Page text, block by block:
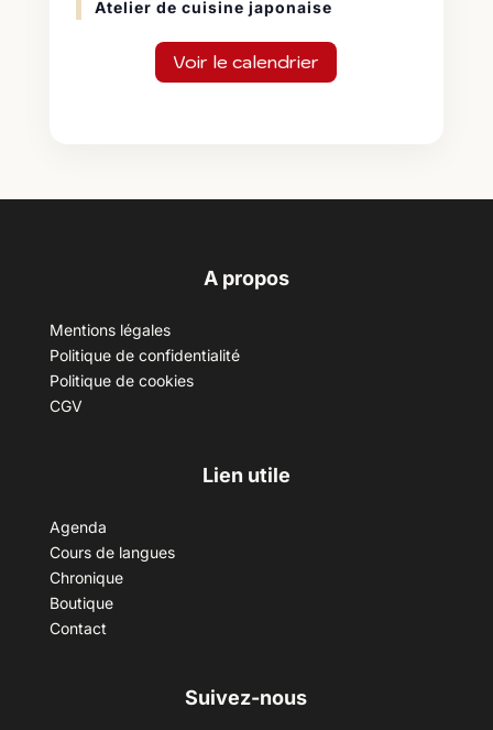
Atelier de cuisine japonaise
Voir le calendrier
A propos
Mentions légales
Politique de confidentialité
Politique de cookies
CGV
Lien utile
Agenda
Cours de langues
Chronique
Boutique
Contact
Suivez-nous